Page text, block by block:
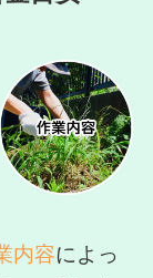
内容によっ